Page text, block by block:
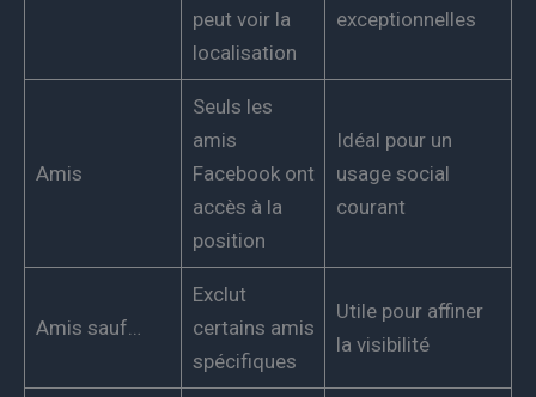
peut voir la
localisation
exceptionnelles
Amis
Seuls les
amis
Facebook ont
accès à la
position
Idéal pour un
usage social
courant
Amis sauf…
Exclut
certains amis
spécifiques
Utile pour affiner
la visibilité